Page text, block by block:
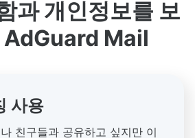
과 개인정보를 보
AdGuard Mail
사용
친구들과 공유하고 싶지만 이